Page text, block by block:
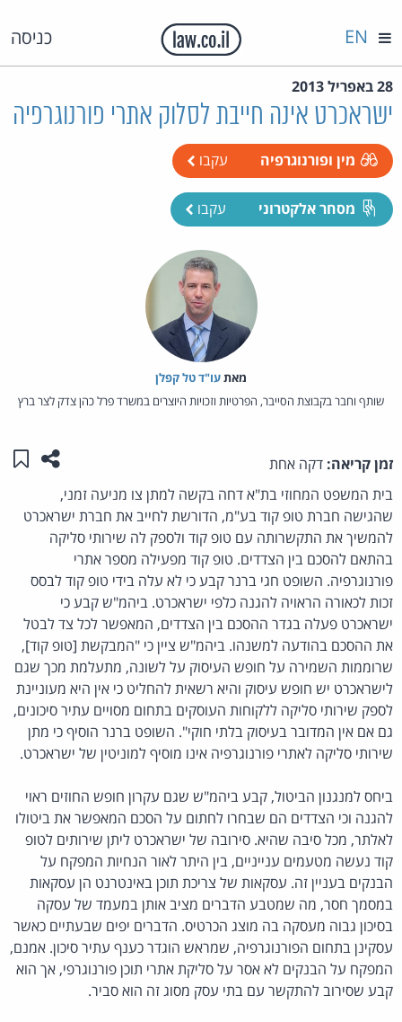
כניסה EN
28 באפריל 2013
ישראכרט אינה חייבת לסלוק אתרי פורנוגרפיה
מין ופורנוגרפיה עקבו
מסחר אלקטרוני עקבו
מאת‏עו"ד טל קפלן
שותף וחבר בקבוצת הסייבר, הפרטיות וזכויות היוצרים במשרד פרל כהן צדק לצר ברץ
זמן קריאה: דקה אחת שתפו
בית המשפט המחוזי בת"א דחה בקשה למתן צו מניעה זמני,
שהגישה חברת טופ קוד בע"מ, הדורשת לחייב את חברת ישראכרט
להמשיך את התקשרותה עם טופ קוד ולספק לה שירותי סליקה
בהתאם להסכם בין הצדדים. טופ קוד מפעילה מספר אתרי
פורנוגרפיה. השופט חגי ברנר קבע כי לא עלה בידי טופ קוד לבסס
זכות לכאורה הראויה להגנה כלפי ישראכרט. ביהמ"ש קבע כי
ישראכרט פעלה בגדר ההסכם בין הצדדים, המאפשר לכל צד לבטל
את ההסכם בהודעה למשנהו. ביהמ"ש ציין כי "המבקשת [טופ קוד],
שרוממות השמירה על חופש העיסוק על לשונה, מתעלמת מכך שגם
לישראכרט יש חופש עיסוק והיא רשאית להחליט כי אין היא מעוניינת
לספק שירותי סליקה ללקוחות העוסקים בתחום מסויים עתיר סיכונים,
גם אם אין המדובר בעיסוק בלתי חוקי". השופט ברנר הוסיף כי מתן
שירותי סליקה לאתרי פורנוגרפיה אינו מוסיף למוניטין של ישראכרט.
ביחס למנגנון הביטול, קבע ביהמ"ש שגם עקרון חופש החוזים ראוי
להגנה וכי הצדדים הם שבחרו לחתום על הסכם המאפשר את ביטולו
לאלתר, מכל סיבה שהיא. סירובה של ישראכרט ליתן שירותים לטופ
קוד נעשה מטעמים ענייניים, בין היתר לאור הנחיות המפקח על
הבנקים בעניין זה. עסקאות של צריכת תוכן באינטרנט הן עסקאות
במסמך חסר, מה שמטבע הדברים מציב אותן במעמד של עסקה
בסיכון גבוה מעסקה בה מוצג הכרטיס. הדברים יפים שבעתיים כאשר
עסקינן בתחום הפורנוגרפיה, שמראש הוגדר כענף עתיר סיכון. אמנם,
המפקח על הבנקים לא אסר על סליקת אתרי תוכן פורנוגרפי, אך הוא
קבע שסירוב להתקשר עם בתי עסק מסוג זה הוא סביר.